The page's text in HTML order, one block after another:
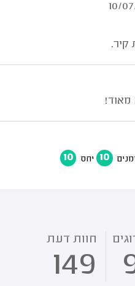
10/
קיר.
מאוד!
10 יחס 10
חוות דעת
149